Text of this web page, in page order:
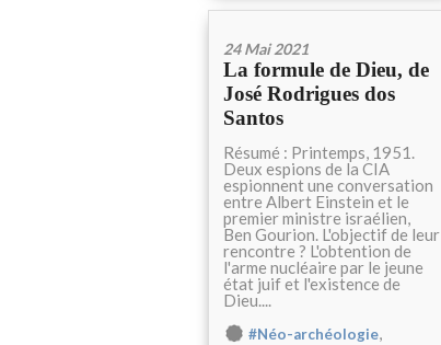
24 Mai 2021
La formule de Dieu, de
José Rodrigues dos
Santos
Résumé : Printemps, 1951.
Deux espions de la CIA
espionnent une conversation
entre Albert Einstein et le
premier ministre israélien,
Ben Gourion. L'objectif de leur
rencontre ? L'obtention de
l'arme nucléaire par le jeune
état juif et l'existence de
Dieu....
#Néo-archéologie,